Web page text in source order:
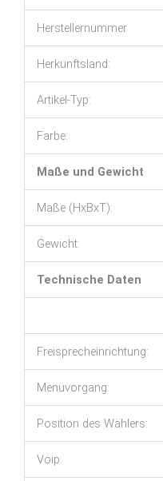
Herstellernummer
Herkunftsland:
Artikel-Typ:
Farbe:
Maße und Gewicht
Maße (HxBxT):
Gewicht:
Technische Daten
Freisprecheinrichtung:
Menüvorgang:
Position des Wählers:
Voip: